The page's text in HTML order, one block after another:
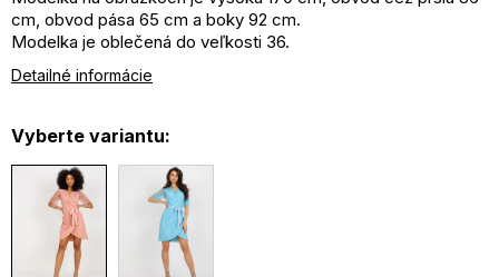
cm, obvod pása 65 cm a boky 92 cm.
Modelka je oblečená do veľkosti 36.
Materiál: 65% polyester, 25% viskóza, 15% spandex.
Detailné informácie
Vyberte variantu: